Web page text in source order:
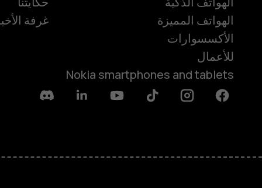
الهواتف المميزة
الأكسسوارات
للأعمال
Nokia smartphones and tablets
غرفة
Facebook
Instagram
Tiktok
Youtube
Linkedin
Discord